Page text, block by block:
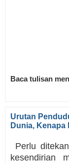
Baca tulisan
Urutan
Dunia, Kenapa
Perlu
kesendirian